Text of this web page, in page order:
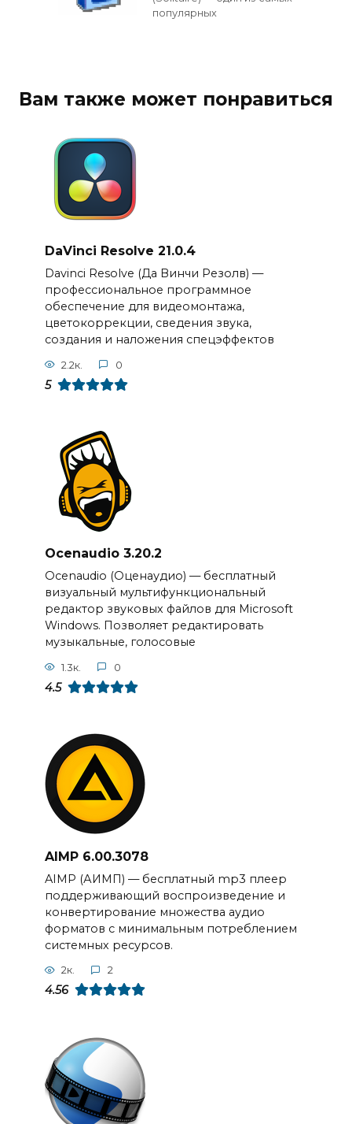
популярных
Вам также может понравиться
DaVinci Resolve 21.0.4
Davinci Resolve (Да Винчи Резолв) —
профессиональное программное
обеспечение для видеомонтажа,
цветокоррекции, сведения звука,
создания и наложения спецэффектов
2.2к. 0
5
Ocenaudio 3.20.2
Ocenaudio (Оценаудио) — бесплатный
визуальный мультифункциональный
редактор звуковых файлов для Microsoft
Windows. Позволяет редактировать
музыкальные, голосовые
1.3к. 0
4.5
AIMP 6.00.3078
AIMP (АИМП) — бесплатный mp3 плеер
поддерживающий воспроизведение и
конвертирование множества аудио
форматов с минимальным потреблением
системных ресурсов.
2к. 2
4.56